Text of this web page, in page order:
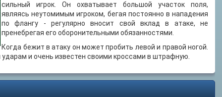
сильный игрок. Он охватывает большой участок поля,
являясь неутомимым игроком, бегая постоянно в нападения
по флангу - регулярно вносит свой вклад в атаке, не
пренебрегая его оборонительными обязанностями.
Когда бежит в атаку он может пробить левой и правой ногой.
и очень известен своими кроссами в штрафную.